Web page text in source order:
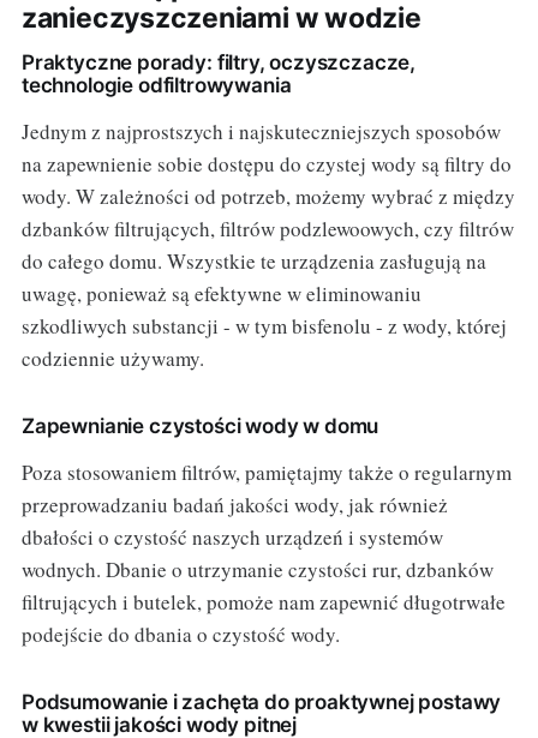
zanieczyszczeniami w wodzie
Praktyczne porady: filtry, oczyszczacze,
technologie odfiltrowywania
Jednym z najprostszych i najskuteczniejszych sposobów
na zapewnienie sobie dostępu do czystej wody są filtry do
wody. W zależności od potrzeb, możemy wybrać z między
dzbanków filtrujących, filtrów podzlewoowych, czy filtrów
do całego domu. Wszystkie te urządzenia zasługują na
uwagę, ponieważ są efektywne w eliminowaniu
szkodliwych substancji - w tym bisfenolu - z wody, której
codziennie używamy.
Zapewnianie czystości wody w domu
Poza stosowaniem filtrów, pamiętajmy także o regularnym
przeprowadzaniu badań jakości wody, jak również
dbałości o czystość naszych urządzeń i systemów
wodnych. Dbanie o utrzymanie czystości rur, dzbanków
filtrujących i butelek, pomoże nam zapewnić długotrwałe
podejście do dbania o czystość wody.
Podsumowanie i zachęta do proaktywnej postawy
w kwestii jakości wody pitnej